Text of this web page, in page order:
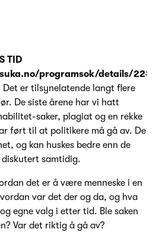
TID
programsok/details/
Det er tilsynelatende langt flere
De siste årene har vi hatt
saker, plagiat og en rekke
ført til at politikere må gå av. De
og kan huskes bedre enn de
diskutert samtidig.
det er å være menneske i en
var det der og da, og hva
egne valg i etter tid. Ble saken
Var det riktig å gå av?